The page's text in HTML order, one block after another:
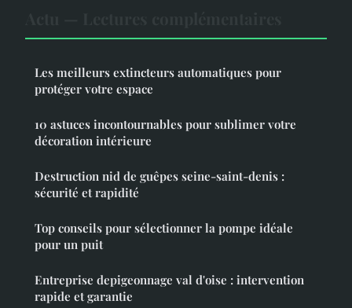
Les meilleurs extincteurs automatiques pour
protéger votre espace
10 astuces incontournables pour sublimer votre
décoration intérieure
Destruction nid de guêpes seine-saint-denis :
sécurité et rapidité
Top conseils pour sélectionner la pompe idéale
pour un puit
Entreprise depigeonnage val d'oise : intervention
rapide et garantie